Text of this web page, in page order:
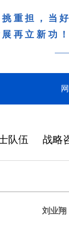
重担，当
再立新功！
——
队伍 战略
刘业翔